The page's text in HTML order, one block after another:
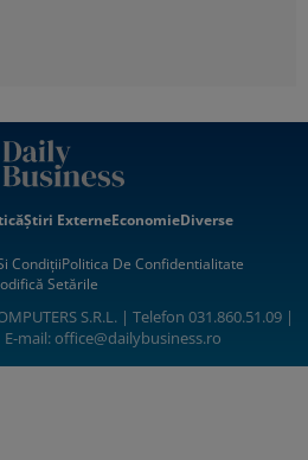
Știri ExterneEconomieDiverse
CondițiiPolitica De Confidentialitate
Setările
S.R.L. | Telefon 031.860.51.09 |
E-mail:office@dailybusiness.ro